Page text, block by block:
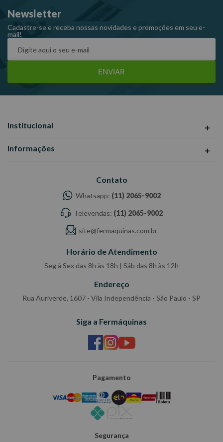
responsabilidade do Fabricante/ Fornecedor.
Newsletter
Cadastre-se e receba nossas novidades e promoções em seu e-
mail!
ENVIAR
Institucional
Informações
Contato
Whatsapp: (11) 2065-9002
Televendas: (11) 2065-9002
site@fermaquinas.com.br
Horário de Atendimento
Seg à Sex das 8h às 18h | Sáb das 8h às 12h
Endereço
Rua Auriverde, 1607 - Vila Independência - São Paulo - SP
Siga a Fermáquinas
Pagamento
Segurança